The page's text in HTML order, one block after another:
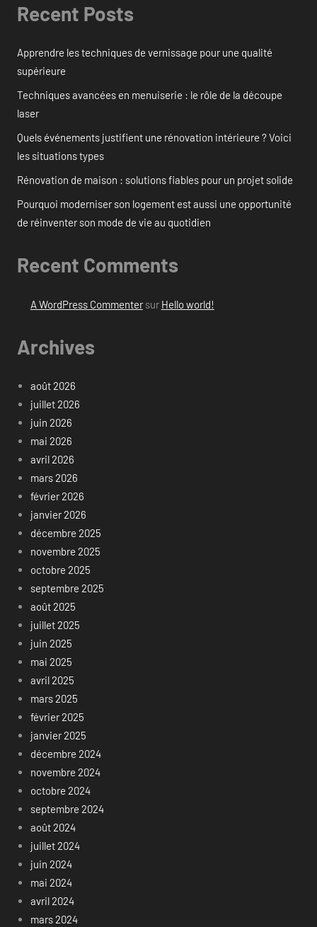
Recent Posts
Apprendre les techniques de vernissage pour une qualité
supérieure
Techniques avancées en menuiserie : le rôle de la découpe
laser
Quels événements justifient une rénovation intérieure ? Voici
les situations types
Rénovation de maison : solutions fiables pour un projet solide
Pourquoi moderniser son logement est aussi une opportunité
de réinventer son mode de vie au quotidien
Recent Comments
A WordPress Commentersur Hello world!
Archives
août 2026
juillet 2026
juin 2026
mai 2026
avril 2026
mars 2026
février 2026
janvier 2026
décembre 2025
novembre 2025
octobre 2025
septembre 2025
août 2025
juillet 2025
juin 2025
mai 2025
avril 2025
mars 2025
février 2025
janvier 2025
décembre 2024
novembre 2024
octobre 2024
septembre 2024
août 2024
juillet 2024
juin 2024
mai 2024
avril 2024
mars 2024